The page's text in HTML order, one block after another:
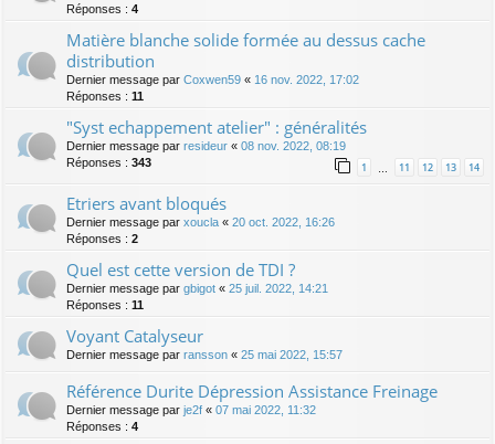
Réponses : 4
Matière blanche solide formée au dessus cache
distribution
Dernier message par Coxwen59 « 16 nov. 2022, 17:02
Réponses : 11
"Syst echappement atelier" : généralités
Dernier message par resideur « 08 nov. 2022, 08:19
Réponses : 343 1 11 12 13 14
Etriers avant bloqués
Dernier message par xoucla « 20 oct. 2022, 16:26
Réponses : 2
Quel est cette version de TDI ?
Dernier message par gbigot « 25 juil. 2022, 14:21
Réponses : 11
Voyant Catalyseur
Dernier message par ransson « 25 mai 2022, 15:57
Référence Durite Dépression Assistance Freinage
Dernier message par je2f « 07 mai 2022, 11:32
Réponses : 4